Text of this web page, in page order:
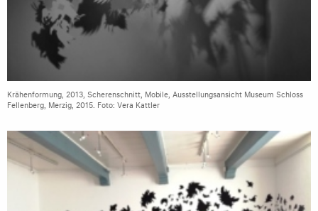
Krähenformung, 2013, Scherenschnitt, Mobile, Ausstellungsansicht Museum Schloss
Fellenberg, Merzig, 2015. Foto: Vera Kattler